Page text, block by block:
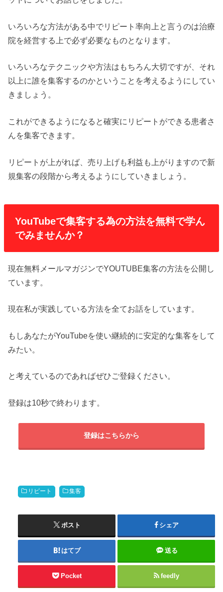
いろいろな方法がある中でリピート率向上と言うのは治療
院を経営する上で必ず必要なものとなります。
いろいろなテクニックや方法はもちろん大切ですが、それ
以上に誰を集客するのかということを考えるようにしてい
きましょう。
これができるようになると確実にリピートができる患者さ
んを集客できます。
リピートが上がれば、売り上げも利益も上がりますので新
規集客の段階から考えるようにしていきましょう。
YouTubeで集客する為の方法を無料で学ん
でみませんか？
現在無料メールマガジンでYOUTUBE集客の方法を公開し
ています。
現在私が実践している方法を全てお話をしています。
もしあなたがYouTubeを使い継続的に安定的な集客をして
みたい。
と考えているのであればぜひご登録ください。
登録は10秒で終わります。
登録はこちらから
リピート 集客
ポスト シェア
はてブ 送る
Pocket feedly